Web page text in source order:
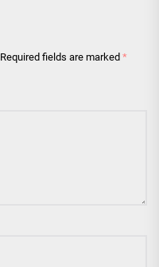
Required fields are marked *